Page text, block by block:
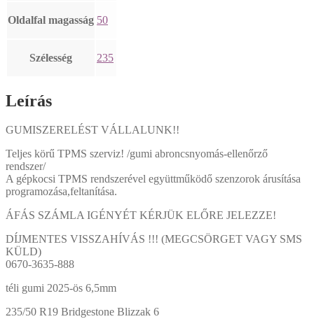
Oldalfal magasság 50
Szélesség 235
Leírás
GUMISZERELÉST VÁLLALUNK!!
Teljes körű TPMS szerviz! /gumi abroncsnyomás-ellenőrző
rendszer/
A gépkocsi TPMS rendszerével együttműködő szenzorok árusítása
programozása,feltanítása.
ÁFÁS SZÁMLA IGÉNYÉT KÉRJÜK ELŐRE JELEZZE!
DÍJMENTES VISSZAHÍVÁS !!! (MEGCSÖRGET VAGY SMS
KÜLD)
0670-3635-888
téli gumi 2025-ös 6,5mm
235/50 R19 Bridgestone Blizzak 6